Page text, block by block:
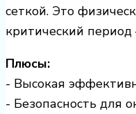
сеткой. Это
критический
Плюсы:
- Высокая
- Безопасность для